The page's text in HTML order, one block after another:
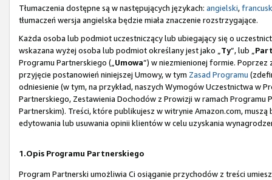
Tłumaczenia dostępne są w następujących językach: angielski,
tłumaczeń wersja angielska będzie miała znaczenie rozstrzygające.
Każda osoba lub podmiot uczestniczący lub ubiegający się o
wskazana wyżej osoba lub podmiot określany jest jako „Ty”, lub „
Programu Partnerskiego („Umowa”) w niezmienionej formie.
przyjęcie postanowień niniejszej Umowy, w tym Zasad Programu
odniesienie (w tym, na przykład, naszych Wymogów Uczestnictwa w
Partnerskiego, Zestawienia Dochodów z Prowizji w ramach
Partnerskim). Treści, które publikujesz w witrynie Amazon.com,
edytowania lub usuwania opinii klientów w celu uzyskania
1.Opis Programu Partnerskiego
Program Partnerski umożliwia Ci osiąganie przychodów z treści